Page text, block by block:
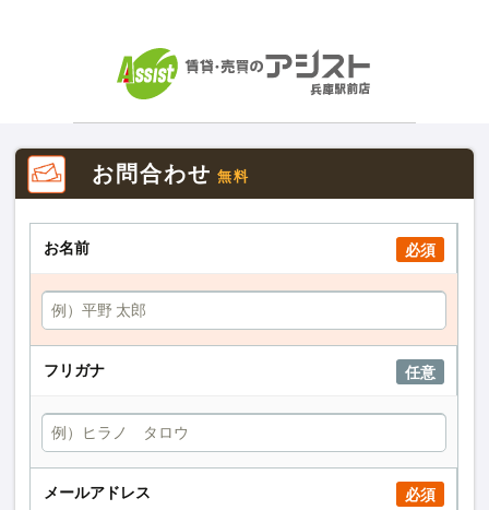
お問合わせ 無料
お名前 必須
フリガナ 任意
メールアドレス 必須